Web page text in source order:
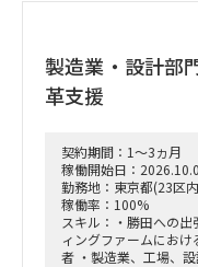
製造業・設計部
革支援
契約期間：1～3ヵ月
稼働開始日：
勤務地：東京都(23区
稼働率：100%
スキル：・勝田への
ィングファームにお
者 ・製造業、工場、